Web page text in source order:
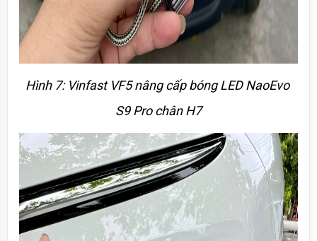
Hình 7: Vinfast VF5 nâng cấp bóng LED NaoEvo
S9 Pro chân H7